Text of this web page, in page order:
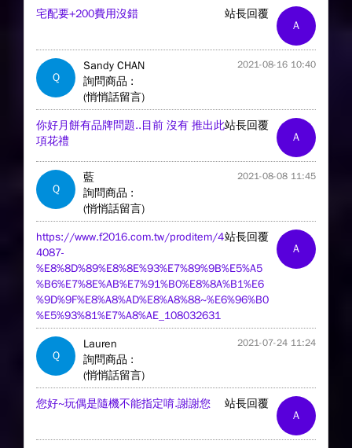
A
站長回覆
宅配要+200費用沒錯
Q
Sandy CHAN 2021-08-16 10:40
詢問商品 :
(悄悄話留言)
A
站長回覆
你好月餅有品牌問題..目前 沒有 推出此
項花禮
Q
藍 2021-08-08 11:45
詢問商品 :
(悄悄話留言)
A
站長回覆
https://www.f2016.com.tw/proditem/4
4087-
%E8%8D%89%E8%8E%93%E7%89%9B%E5%A5
%B6%E7%8E%AB%E7%91%B0%E8%8A%B1%E6
%9D%9F%E8%A8%AD%E8%A8%88~%E6%96%B0
%E5%93%81%E7%A8%AE_108032631
Q
Lauren 2021-07-24 11:24
詢問商品 :
(悄悄話留言)
A
站長回覆
您好~玩偶是隨機不能指定唷.謝謝您